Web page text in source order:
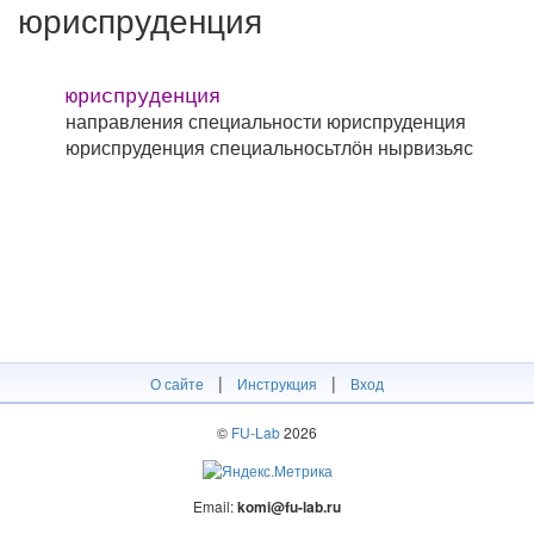
юриспруденция
юриспруденция
направления специальности юриспруденция
юриспруденция специальносьтлӧн нырвизьяс
О сайте | Инструкция | Вход
© FU-Lab2026
Email:komi@fu-lab.ru